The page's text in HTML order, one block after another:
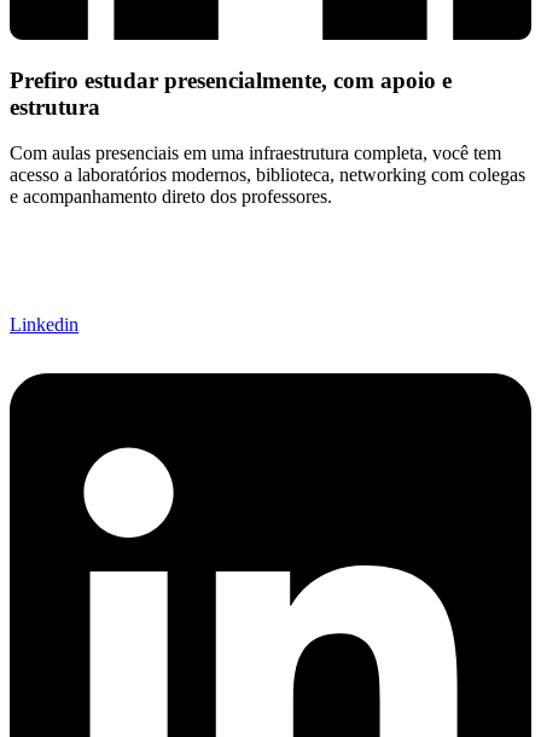
Prefiro estudar presencialmente, com apoio e
estrutura
Com aulas presenciais em uma infraestrutura completa, você tem
acesso a laboratórios modernos, biblioteca, networking com colegas
e acompanhamento direto dos professores.
Linkedin